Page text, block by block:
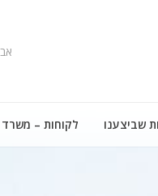
אבן
שביצענו לקוחות – משרד